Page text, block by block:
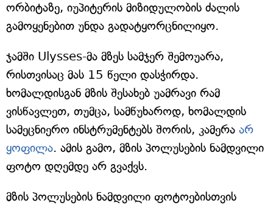
ორბიტაზე, იუპიტერის მიზიდულობის ძალის
გამოყენებით უნდა გადატყორცნილიყო.
ჯამში Ulysses-მა მზეს სამჯერ შემოუარა,
რისთვისაც მას 15 წელი დასჭირდა.
ხომალდისგან მზის შესახებ უამრავი რამ
ვისწავლეთ, თუმცა, სამწუხაროდ, ხომალდის
სამეცნიერო ინსტრუმენტებს შორის, კამერა არ
ყოფილა. ამის გამო, მზის პოლუსების ნამდვილი
ფოტო დღემდე არ გვაქვს.
მზის პოლუსების ნამდვილი ფოტოებისთვის